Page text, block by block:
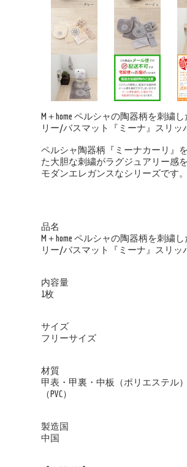
M＋home ペルシャの陶器柄を刺繍
リー/バスマット『ミーナ』スリッ
ペルシャ陶器柄『ミーナカーリ』
た大胆な刺繍がラグジュアリー感
モダンエレガンスなシリーズです。
品名
M＋home ペルシャの陶器柄を刺繍
リー/バスマット『ミーナ』スリッ
内容量
1枚
サイズ
フリーサイズ
材質
甲表・甲裏・中板（ポリエステル
（PVC）
製造国
中国